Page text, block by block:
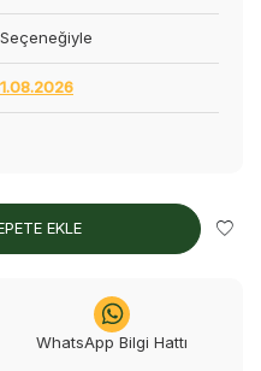
Seçeneğiyle
EKLE
WhatsApp Bilgi Hattı